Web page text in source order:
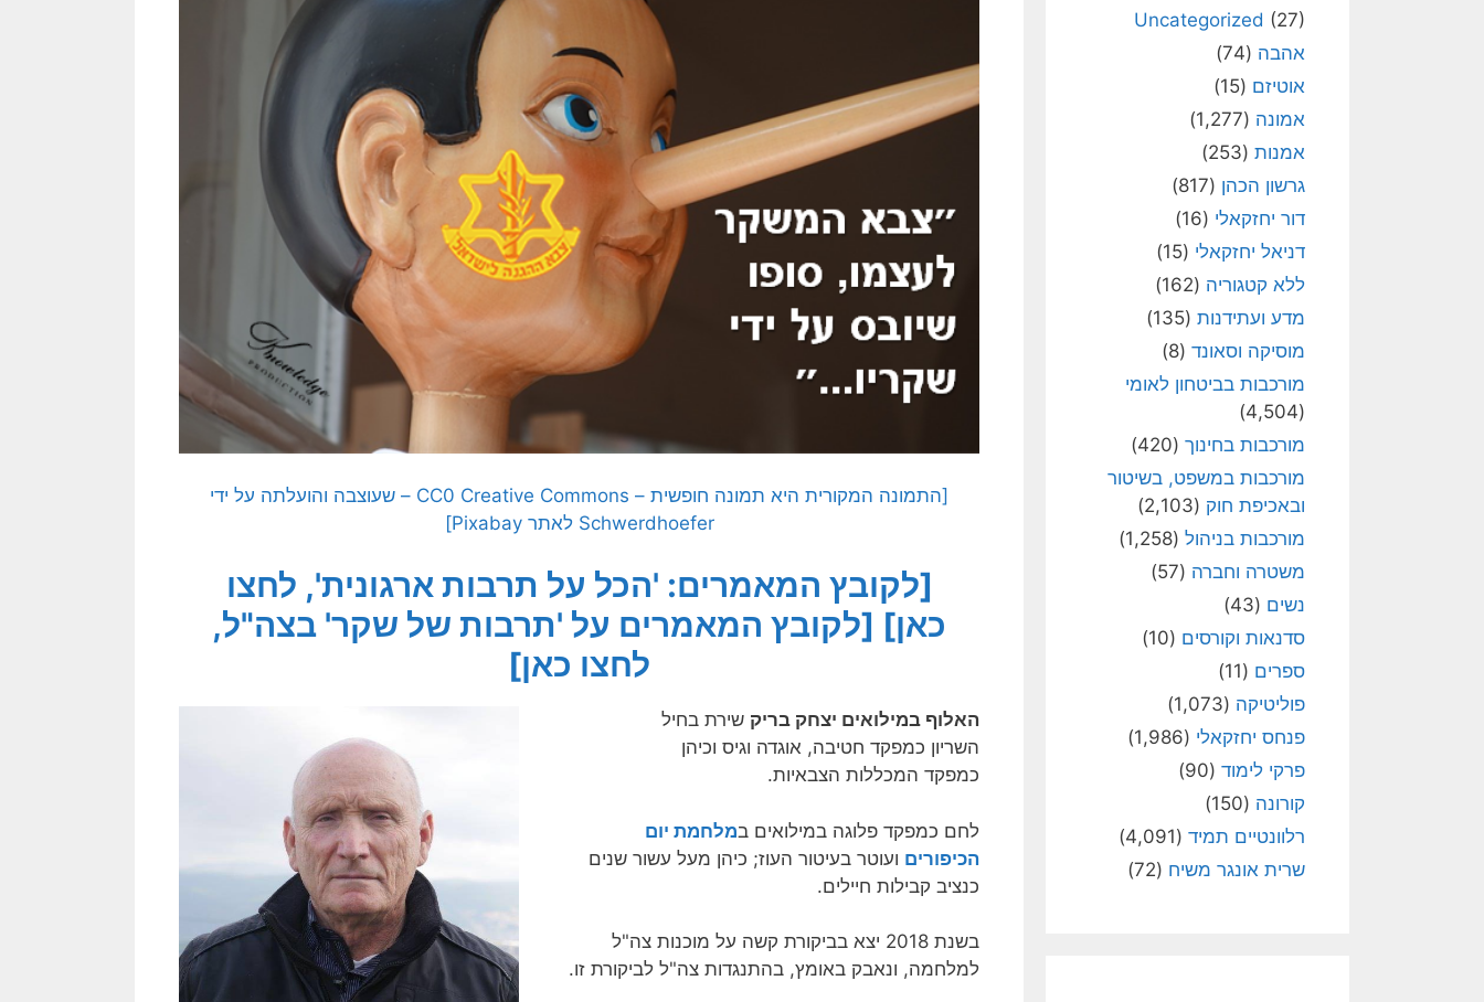
[התמונה המקורית היא תמונה חופשית – CC0 Creative Commons – שעוצבה והועלתה על ידי
Schwerdhoefer לאתר Pixabay]
[לקובץ המאמרים: 'הכל על תרבות ארגונית', לחצו
כאן] [לקובץ המאמרים על 'תרבות של שקר' בצה"ל,
לחצו כאן]
האלוף במילואים יצחק בריק שירת בחיל
השריון כמפקד חטיבה, אוגדה וגיס וכיהן
כמפקד המכללות הצבאיות.
לחם כמפקד פלוגה במילואים במלחמת יום
הכיפורים ועוטר בעיטור העוז; כיהן מעל עשור שנים
כנציב קבילות חיילים.
בשנת 2018 יצא בביקורת קשה על מוכנות צה"ל
למלחמה, ונאבק באומץ, בהתנגדות צה"ל לביקורת זו.
Uncategorized (27)
אהבה (74)
אוטיזם (15)
אמונה (1,277)
אמנות (253)
גרשון הכהן (817)
דור יחזקאלי (16)
דניאל יחזקאלי (15)
ללא קטגוריה (162)
מדע ועתידנות (135)
מוסיקה וסאונד (8)
מורכבות בביטחון לאומי
(4,504)
מורכבות בחינוך (420)
מורכבות במשפט, בשיטור
ובאכיפת חוק (2,103)
מורכבות בניהול (1,258)
משטרה וחברה (57)
נשים (43)
סדנאות וקורסים (10)
ספרים (11)
פוליטיקה (1,073)
פנחס יחזקאלי (1,986)
פרקי לימוד (90)
קורונה (150)
רלוונטיים תמיד (4,091)
שרית אונגר משיח (72)